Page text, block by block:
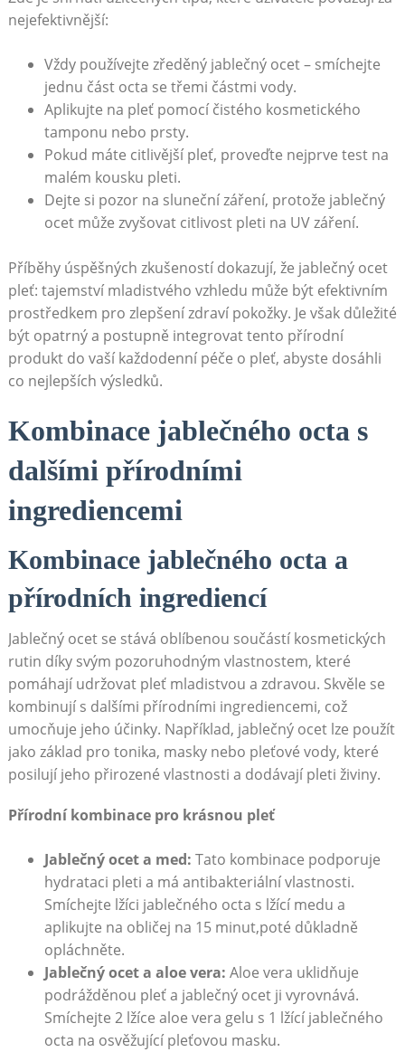
nejefektivnější:
Vždy používejte zředěný jablečný ocet – smíchejte
jednu část octa se třemi částmi vody.
Aplikujte na pleť pomocí čistého kosmetického
tamponu nebo prsty.
Pokud máte citlivější pleť, proveďte nejprve test na
malém kousku pleti.
Dejte si pozor na sluneční záření, protože jablečný
ocet může zvyšovat citlivost pleti na UV záření.
Příběhy úspěšných zkušeností dokazují, že jablečný ocet
pleť: tajemství mladistvého vzhledu může být efektivním
prostředkem pro zlepšení zdraví pokožky. Je však důležité
být opatrný a postupně integrovat tento přírodní
produkt do vaší každodenní péče o pleť, abyste dosáhli
co nejlepších výsledků.
Kombinace jablečného octa s
dalšími přírodními
ingrediencemi
Kombinace jablečného octa a
přírodních ingrediencí
Jablečný ocet se stává oblíbenou součástí kosmetických
rutin díky svým pozoruhodným vlastnostem, které
pomáhají udržovat pleť mladistvou a zdravou. Skvěle se
kombinují s dalšími přírodními ingrediencemi, což
umocňuje jeho účinky. Například, jablečný ocet lze použít
jako základ pro tonika, masky nebo pleťové vody, které
posilují jeho přirozené vlastnosti a dodávají pleti živiny.
Přírodní kombinace pro krásnou pleť
Jablečný ocet a med: Tato kombinace podporuje
hydrataci pleti a má antibakteriální vlastnosti.
Smíchejte lžíci jablečného octa s lžící medu a
aplikujte na obličej na 15 minut,poté důkladně
opláchněte.
Jablečný ocet a aloe vera: Aloe vera uklidňuje
podrážděnou pleť a jablečný ocet ji vyrovnává.
Smíchejte 2 lžíce aloe vera gelu s 1 lžící jablečného
octa na osvěžující pleťovou masku.